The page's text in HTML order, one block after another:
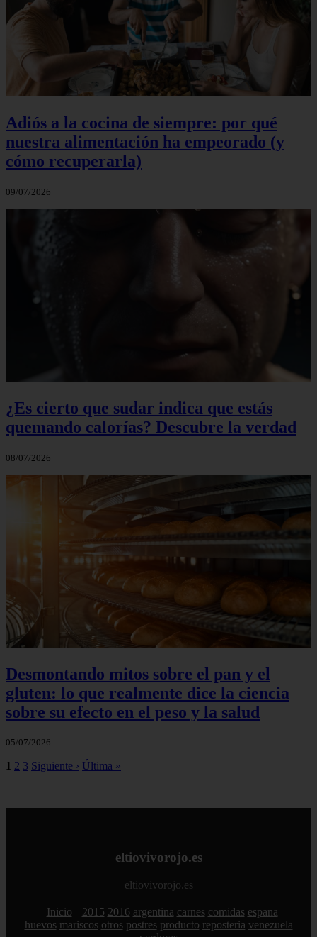
Adiós a la cocina de siempre: por qué
nuestra alimentación ha empeorado (y
cómo recuperarla)
09/07/2026
¿Es cierto que sudar indica que estás
quemando calorías? Descubre la verdad
08/07/2026
Desmontando mitos sobre el pan y el
gluten: lo que realmente dice la ciencia
sobre su efecto en el peso y la salud
05/07/2026
1 2 3 Siguiente › Última »
eltiovivorojo.es
eltiovivorojo.es
Inicio 2015 2016 argentina carnes comidas espana
huevos mariscos otros postres producto reposteria venezuela